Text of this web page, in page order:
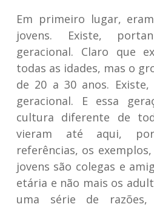
Em primeiro lugar,
jovens. Existe,
geracional. Claro que
todas as idades, mas o
de 20 a 30 anos.
geracional. E essa
cultura diferente de
vieram até aqui,
referências, os
jovens são colegas e
etária e não mais os
uma série de razões,